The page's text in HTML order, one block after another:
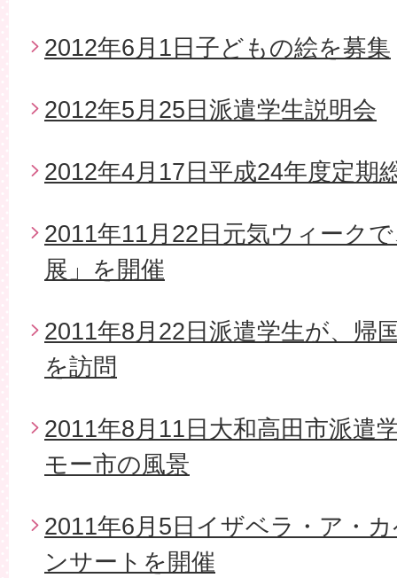
2012年6月1日子どもの絵を募集
2012年5月25日派遣学生説明会
2012年4月17日平成24年度定期
2011年11月22日元気ウィーク
展」を開催
2011年8月22日派遣学生が、帰
を訪問
2011年8月11日大和高田市派遣
モー市の風景
2011年6月5日イザベラ・ア・
ンサートを開催